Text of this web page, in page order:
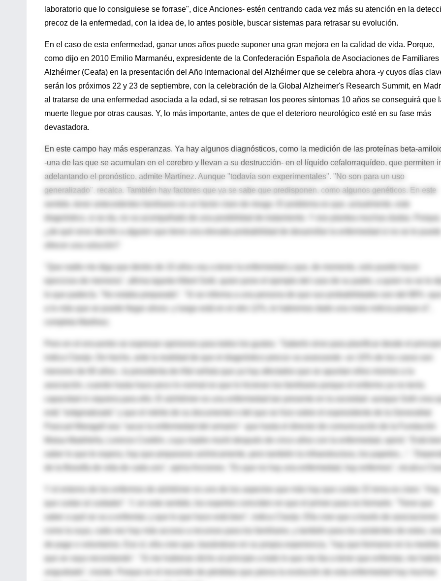
laboratorio que lo consiguiese se forrase", dice Anciones- estén centrando cada vez más su atención en la
precoz de la enfermedad, con la idea de, lo antes posible, buscar sistemas para retrasar su evolución.
En el caso de esta enfermedad, ganar unos años puede suponer una gran mejora en la calidad de vida. Porque,
como dijo en 2010 Emilio Marmanéu, expresidente de la Confederación Española de Asociaciones de Familiares
Alzhéimer (Ceafa) en la presentación del Año Internacional del Alzhéimer que se celebra ahora -y cuyos días
serán los próximos 22 y 23 de septiembre, con la celebración de la Global Alzheimer's Research Summit, en
al tratarse de una enfermedad asociada a la edad, si se retrasan los peores síntomas 10 años se conseguirá que
muerte llegue por otras causas. Y, lo más importante, antes de que el deterioro neurológico esté en su fase más
devastadora.
En este campo hay más esperanzas. Ya hay algunos diagnósticos, como la medición de las proteínas beta-
-una de las que se acumulan en el cerebro y llevan a su destrucción- en el líquido cefalorraquídeo, que permiten ir
adelantando el pronóstico, admite Martínez. Aunque "todavía son experimentales". "No son para un uso
generalizado", recalca. También hay factores que ya se sabe que predisponen, como algunos genéticos. En este
sentido, tener antecedentes familiares es un factor claro de riesgo. El problema es que, actualmente, este
diagnóstico, si se da, no va acompañado de una posibilidad de tratamiento. Y eso plantea muchas dudas. Porque,
¿de qué sirve decirle a alguien que tiene una elevada probabilidad de desarrollar la enfermedad si no se le puede
"Que nadie me diga que dentro de 10 años voy a tener la enfermedad y que, de momento, solo puedo hacer
ejercicios de memoria", afirma tajante Albert Solé, quien pone el ejemplo del caso de su padre, a quien no se le
a lo más que se puede llegar ahora- y luego está en el otro 12%, le habremos dado una mala noticia porque sí",
Pero en el encuentro se expresan opiniones para todos los gustos. "Saberlo sirve para planificar desde el
indica Clavijo. De hecho, ante la realidad de que el diagnóstico precoz va avanzando -un 10% de los casos son
menores de 60 años-, la presidenta de Afal señala que ya hay afectados que se apuntan ellos mismos a la
asociación, cuando hasta hace poco lo normal es que lo hicieran los familiares porque el enfermo ya no tenía
capacidad ni siquiera para ello. El alzhéimer es una enfermedad tan presente en la sociedad -aunque Solé crea
está "estigmatizado" y que el mérito de su documental o del que se hizo sobre el expresidente de la Generalitat
Pascual Maragall sea "sacar la enfermedad del armario"- que hasta el director de comunicación de la Fundación
saber lo que te espera, hay que prepararse anímicamente, pero también la infraestructura, los papeles...".
Y el entorno de los enfermos de alzhéimer es uno de los aspectos que más hay que cuidar. El lema es claro: "Hay
de pago o voluntarios. Eso sí, ella cree que, basándose en su propia experiencia, "hay que formarse en la medida
angustiado", insiste. Porque en el recorrido de pérdidas que jalona la evolución de esta enfermedad hay muchas